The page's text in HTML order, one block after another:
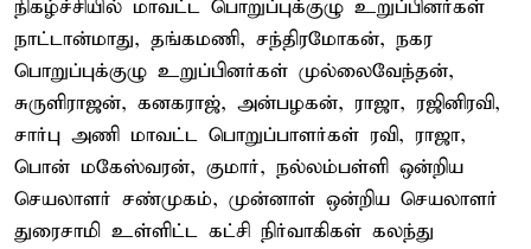
நிகழ்ச்சியில் மாவட்ட பொறுப்புக்குழு உறுப்பினர்கள்
நாட்டான்மாது, தங்கமணி, சந்திரமோகன், நகர
பொறுப்புக்குழு உறுப்பினர்கள் முல்லைவேந்தன்,
சுருளிராஜன், கனகராஜ், அன்பழகன், ராஜா, ரஜினிரவி,
சார்பு அணி மாவட்ட பொறுப்பாளர்கள் ரவி, ராஜா,
பொன் மகேஸ்வரன், குமார், நல்லம்பள்ளி ஒன்றிய
செயலாளர் சண்முகம், முன்னாள் ஒன்றிய செயலாளர்
துரைசாமி உள்ளிட்ட கட்சி நிர்வாகிகள் கலந்து